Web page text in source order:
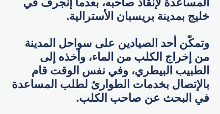
خليج بمدينة ​بريسبان الأسترالية.
وتمكّن أحد الصيادين على سواحل المدينة
من إخراج الكلب من الماء، وأخذه إلى
الطبيب البيطري، وفي نفس الوقت قام
بالإتصال بخدمات الطوارئ لطلب المساعدة
في البحث عن صاحب الكلب.